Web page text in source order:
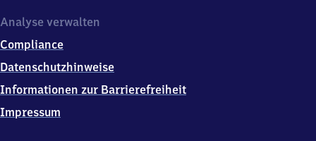
7
1
Obersinn
Analyse verwalten
Compliance
Datenschutzhinweise
Informationen zur Barrierefreiheit
Impressum